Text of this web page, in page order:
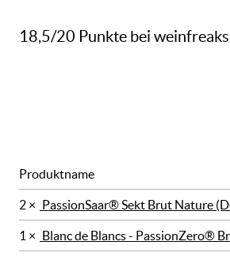
18,5/20 Punkte bei
Produktname
2 × PassionSaar® Sekt Brut Nature
1 × Blanc de Blancs - PassionZero®